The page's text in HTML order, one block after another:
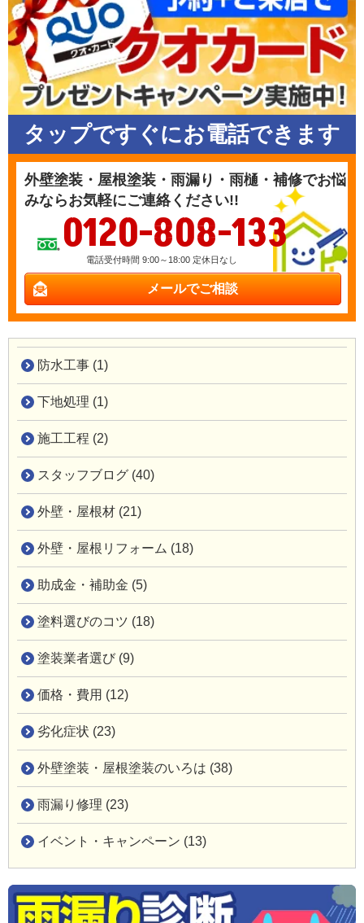
タップですぐにお電話できます
外壁塗装・屋根塗装・雨漏り・雨樋・補修でお悩
みならお気軽にご連絡ください!!
0120-808-133
電話受付時間 9:00～18:00 定休日なし
メールでご相談
防水工事 (1)
下地処理 (1)
施工工程 (2)
スタッフブログ (40)
外壁・屋根材 (21)
外壁・屋根リフォーム (18)
助成金・補助金 (5)
塗料選びのコツ (18)
塗装業者選び (9)
価格・費用 (12)
劣化症状 (23)
外壁塗装・屋根塗装のいろは (38)
雨漏り修理 (23)
イベント・キャンペーン (13)